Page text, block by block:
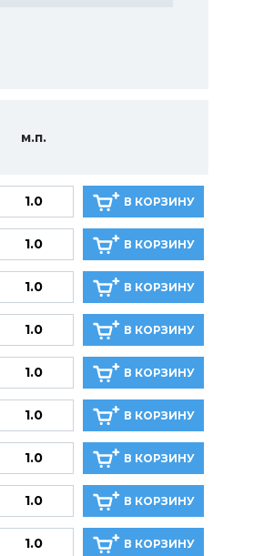
м.п.
В КОРЗИНУ
В КОРЗИНУ
В КОРЗИНУ
В КОРЗИНУ
В КОРЗИНУ
В КОРЗИНУ
В КОРЗИНУ
В КОРЗИНУ
В КОРЗИНУ